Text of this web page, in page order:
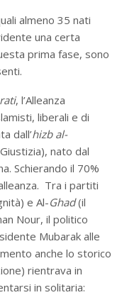
almeno 35 nati
una certa
prima fase, sono
, l’Alleanza
liberali e di
dall’hizb al-
nato dal
Schierando il 70%
Tra i partiti
e Al-Ghad(il
Nour, il politico
Mubarak alle
anche lo storico
rientrava in
in solitaria: